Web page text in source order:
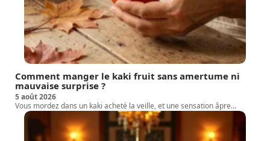
Comment manger le kaki fruit sans amertume ni
mauvaise surprise ?
5 août 2026
Vous mordez dans un kaki acheté la veille, et une sensation âpre…